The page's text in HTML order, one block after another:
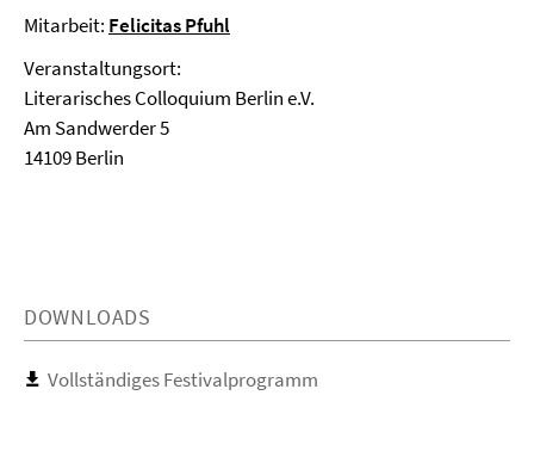
Mitarbeit: Felicitas Pfuhl
Veranstaltungsort:
Literarisches Colloquium Berlin e.V.
Am Sandwerder 5
14109 Berlin
DOWNLOADS
Vollständiges Festivalprogramm